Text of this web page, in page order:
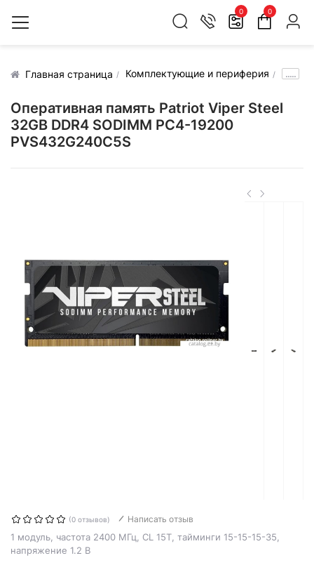
0 0
Главная страница Комплектующие и периферия .....
Оперативная память Patriot Viper Steel
32GB DDR4 SODIMM PC4-19200
PVS432G240C5S
(0 отзывов) Написать отзыв
1 модуль, частота 2400 МГц, CL 15T, тайминги 15-15-15-35,
напряжение 1.2 В